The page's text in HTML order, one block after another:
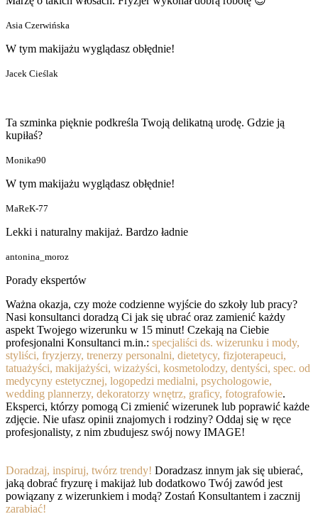
Asia Czerwińska
W tym makijażu wyglądasz obłędnie!
Jacek Cieślak
Ta szminka pięknie podkreśla Twoją delikatną urodę. Gdzie ją
kupiłaś?
Monika90
W tym makijażu wyglądasz obłędnie!
MaReK-77
Lekki i naturalny makijaż. Bardzo ładnie
antonina_moroz
Porady ekspertów
Ważna okazja, czy może codzienne wyjście do szkoły lub pracy?
Nasi konsultanci doradzą Ci jak się ubrać oraz zamienić każdy
aspekt Twojego wizerunku w 15 minut! Czekają na Ciebie
profesjonalni Konsultanci m.in.: specjaliści ds. wizerunku i mody,
styliści, fryzjerzy, trenerzy personalni, dietetycy, fizjoterapeuci,
tatuażyści, makijażyści, wizażyści, kosmetolodzy, dentyści, spec. od
medycyny estetycznej, logopedzi medialni, psychologowie,
wedding plannerzy, dekoratorzy wnętrz, graficy, fotografowie.
Eksperci, którzy pomogą Ci zmienić wizerunek lub poprawić każde
zdjęcie. Nie ufasz opinii znajomych i rodziny? Oddaj się w ręce
profesjonalisty, z nim zbudujesz swój nowy IMAGE!
Doradzaj, inspiruj, twórz trendy! Doradzasz innym jak się ubierać,
jaką dobrać fryzurę i makijaż lub dodatkowo Twój zawód jest
powiązany z wizerunkiem i modą? Zostań Konsultantem i zacznij
zarabiać!